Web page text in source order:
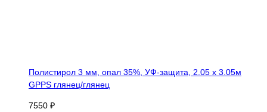
Полистирол 3 мм, опал 35%, УФ-защита, 2.05 х 3.05м
GPPS глянец/глянец
7550 ₽